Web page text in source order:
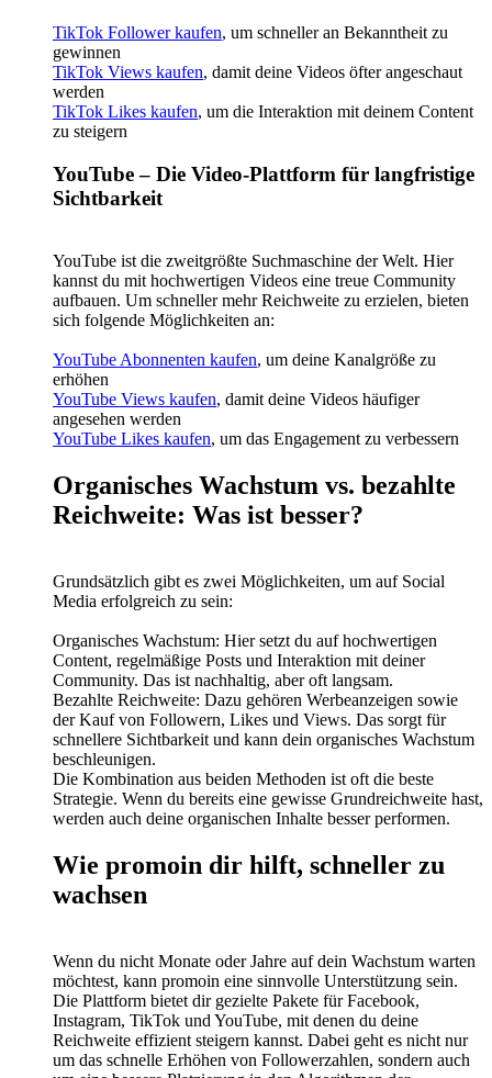
TikTok Follower kaufen, um schneller an Bekanntheit zu
gewinnen
TikTok Views kaufen, damit deine Videos öfter angeschaut
werden
TikTok Likes kaufen, um die Interaktion mit deinem Content
zu steigern
YouTube – Die Video-Plattform für langfristige
Sichtbarkeit
YouTube ist die zweitgrößte Suchmaschine der Welt. Hier
kannst du mit hochwertigen Videos eine treue Community
aufbauen. Um schneller mehr Reichweite zu erzielen, bieten
sich folgende Möglichkeiten an:
YouTube Abonnenten kaufen, um deine Kanalgröße zu
erhöhen
YouTube Views kaufen, damit deine Videos häufiger
angesehen werden
YouTube Likes kaufen, um das Engagement zu verbessern
Organisches Wachstum vs. bezahlte
Reichweite: Was ist besser?
Grundsätzlich gibt es zwei Möglichkeiten, um auf Social
Media erfolgreich zu sein:
Organisches Wachstum: Hier setzt du auf hochwertigen
Content, regelmäßige Posts und Interaktion mit deiner
Community. Das ist nachhaltig, aber oft langsam.
Bezahlte Reichweite: Dazu gehören Werbeanzeigen sowie
der Kauf von Followern, Likes und Views. Das sorgt für
schnellere Sichtbarkeit und kann dein organisches Wachstum
beschleunigen.
Die Kombination aus beiden Methoden ist oft die beste
Strategie. Wenn du bereits eine gewisse Grundreichweite hast,
werden auch deine organischen Inhalte besser performen.
Wie promoin dir hilft, schneller zu
wachsen
Wenn du nicht Monate oder Jahre auf dein Wachstum warten
möchtest, kann promoin eine sinnvolle Unterstützung sein.
Die Plattform bietet dir gezielte Pakete für Facebook,
Instagram, TikTok und YouTube, mit denen du deine
Reichweite effizient steigern kannst. Dabei geht es nicht nur
um das schnelle Erhöhen von Followerzahlen, sondern auch